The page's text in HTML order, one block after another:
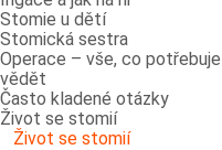
Stomie u dětí
Stomická sestra
Operace – vše, co
vědět
Často kladené otázky
Život se stomií
Život se stomií